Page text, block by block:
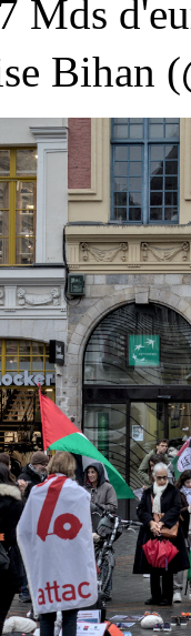
Mds
Bihan